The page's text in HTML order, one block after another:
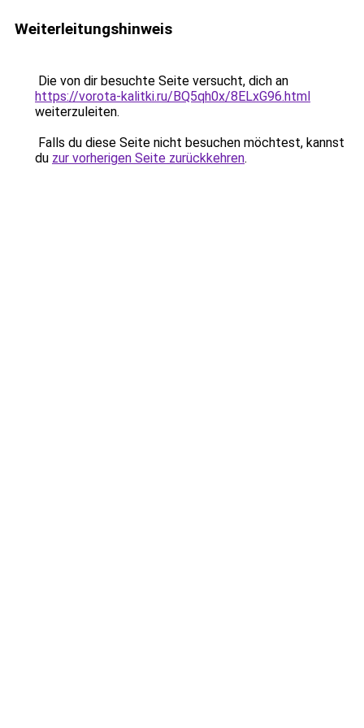
Weiterleitungshinweis
Die von dir besuchte Seite versucht, dich an
https://vorota-kalitki.ru/BQ5qh0x/8ELxG96.html
weiterzuleiten.
Falls du diese Seite nicht besuchen möchtest, kannst
du zur vorherigen Seite zurückkehren.